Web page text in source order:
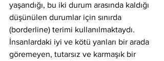
yaşandığı, bu iki durum arasında kaldığı
düşünülen durumlar için sınırda
(borderline) terimi kullanılmaktaydı.
İnsanlardaki iyi ve kötü yanları bir arada
göremeyen, tutarsız ve karmaşık bir